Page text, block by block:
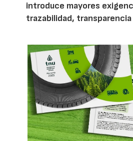
introduce mayores
trazabilidad,